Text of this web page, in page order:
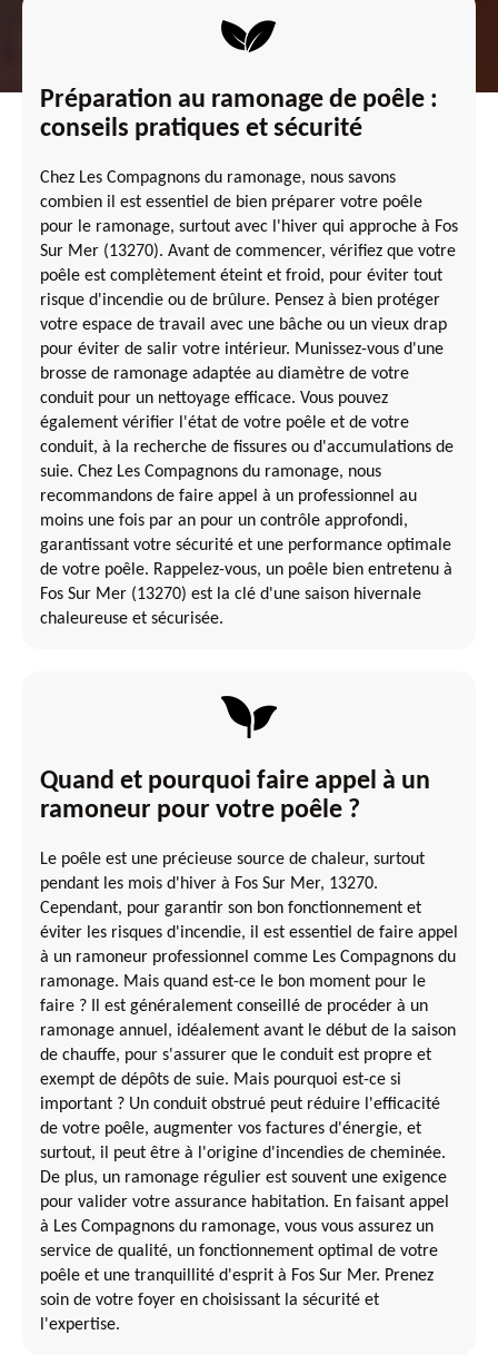
Préparation au ramonage de poêle :
conseils pratiques et sécurité
Chez Les Compagnons du ramonage, nous savons
combien il est essentiel de bien préparer votre poêle
pour le ramonage, surtout avec l'hiver qui approche à Fos
Sur Mer (13270). Avant de commencer, vérifiez que votre
poêle est complètement éteint et froid, pour éviter tout
risque d'incendie ou de brûlure. Pensez à bien protéger
votre espace de travail avec une bâche ou un vieux drap
pour éviter de salir votre intérieur. Munissez-vous d'une
brosse de ramonage adaptée au diamètre de votre
conduit pour un nettoyage efficace. Vous pouvez
également vérifier l'état de votre poêle et de votre
conduit, à la recherche de fissures ou d'accumulations de
suie. Chez Les Compagnons du ramonage, nous
recommandons de faire appel à un professionnel au
moins une fois par an pour un contrôle approfondi,
garantissant votre sécurité et une performance optimale
de votre poêle. Rappelez-vous, un poêle bien entretenu à
Fos Sur Mer (13270) est la clé d'une saison hivernale
chaleureuse et sécurisée.
Quand et pourquoi faire appel à un
ramoneur pour votre poêle ?
Le poêle est une précieuse source de chaleur, surtout
pendant les mois d'hiver à Fos Sur Mer, 13270.
Cependant, pour garantir son bon fonctionnement et
éviter les risques d'incendie, il est essentiel de faire appel
à un ramoneur professionnel comme Les Compagnons du
ramonage. Mais quand est-ce le bon moment pour le
faire ? Il est généralement conseillé de procéder à un
ramonage annuel, idéalement avant le début de la saison
de chauffe, pour s'assurer que le conduit est propre et
exempt de dépôts de suie. Mais pourquoi est-ce si
important ? Un conduit obstrué peut réduire l'efficacité
de votre poêle, augmenter vos factures d'énergie, et
surtout, il peut être à l'origine d'incendies de cheminée.
De plus, un ramonage régulier est souvent une exigence
pour valider votre assurance habitation. En faisant appel
à Les Compagnons du ramonage, vous vous assurez un
service de qualité, un fonctionnement optimal de votre
poêle et une tranquillité d'esprit à Fos Sur Mer. Prenez
soin de votre foyer en choisissant la sécurité et
l'expertise.